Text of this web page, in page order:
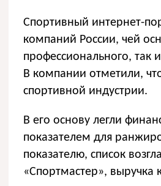
Спортивный интернет-
компаний России, чей
профессионального, так
В компании отметили,
спортивной индустрии.
В его основу легли
показателем для
показателю, список
«Спортмастер», выручка